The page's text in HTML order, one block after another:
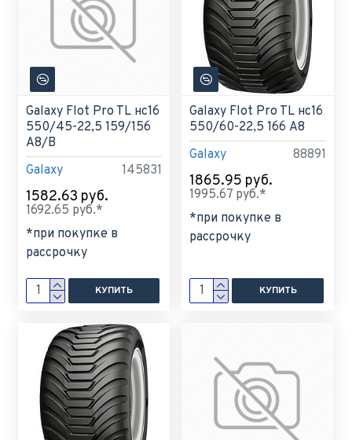
Galaxy 145831
Galaxy Flot Pro TL нс16
550/45-22,5 159/156
A8/B
1582.63 руб.
1692.65 руб.*
*при покупке в
рассрочку
КУПИТЬ
Galaxy 88891
Galaxy Flot Pro TL нс16
550/60-22,5 166 A8
1865.95 руб.
1995.67 руб.*
*при покупке в
рассрочку
КУПИТЬ